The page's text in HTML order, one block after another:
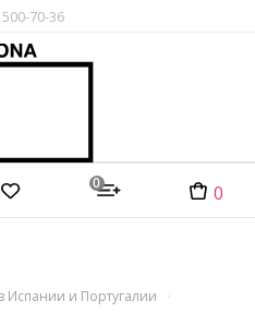
500-70-36
0 0
Испании и Португалии